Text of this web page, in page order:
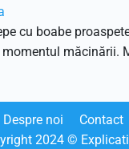
cu boabe
măcinării.
Despre noi
Contact
2024 ©